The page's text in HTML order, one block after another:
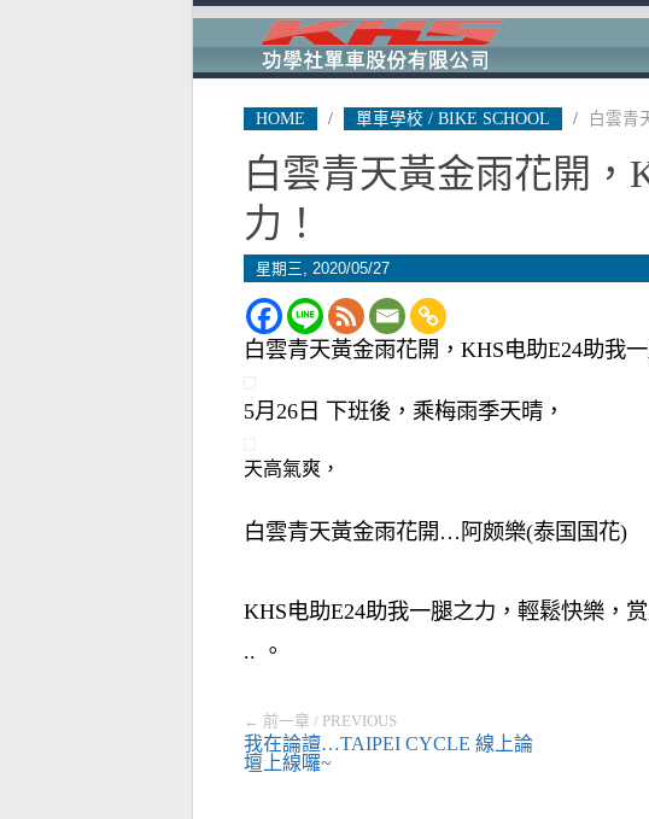
HOME / 單車學校 / BIKE SCHOOL / 白雲青
白雲青天黃金雨花開，
力！
星期三, 2020/05/27
白雲青天黃金雨花開，KHS电助E24助我一
5月26日 下班後，乘梅雨季天晴，
天高氣爽，
白雲青天黃金雨花開…阿颇樂(泰国国花)
KHS电助E24助我一腿之力，輕鬆快樂，赏
.. 。
← 前一章 / PREVIOUS
我在論譠…TAIPEI CYCLE 線上論
壇上線囉~